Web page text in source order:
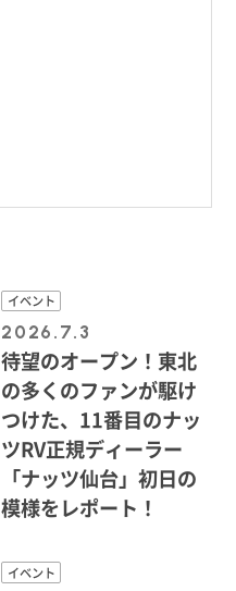
イベント
2026.7.3
待望のオープン！東北
の多くのファンが駆け
つけた、11番目のナッ
ツRV正規ディーラー
「ナッツ仙台」初日の
模様をレポート！
イベント